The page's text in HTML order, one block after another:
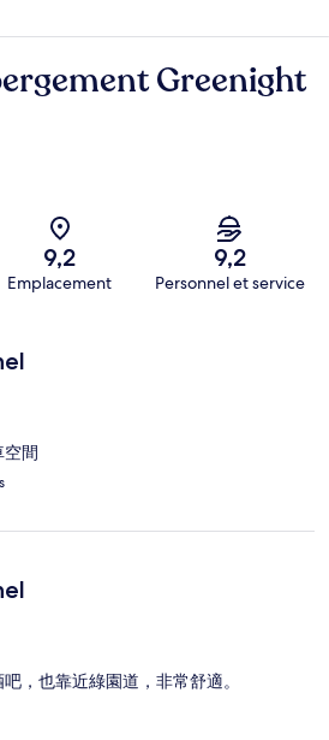
Greenight
9,2
Emplacement
9,2
Personnel et service
空間
，也靠近綠園道，非常舒適。